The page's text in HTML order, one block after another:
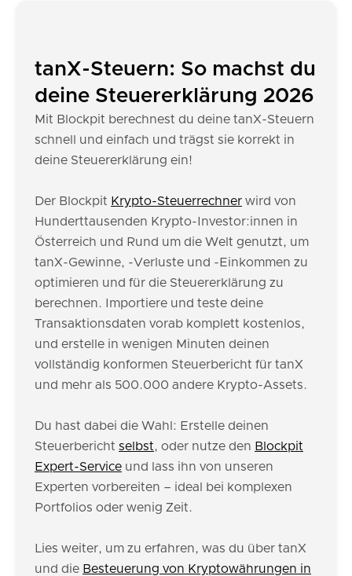
tanX-Steuern: So machst du
deine Steuererklärung 2026
Mit Blockpit berechnest du deine tanX-Steuern
schnell und einfach und trägst sie korrekt in
deine Steuererklärung ein!
Der Blockpit Krypto-Steuerrechner wird von
Hunderttausenden Krypto-Investor:innen in
Österreich und Rund um die Welt genutzt, um
tanX-Gewinne, -Verluste und -Einkommen zu
optimieren und für die Steuererklärung zu
berechnen. Importiere und teste deine
Transaktionsdaten vorab komplett kostenlos,
und erstelle in wenigen Minuten deinen
vollständig konformen Steuerbericht für tanX
und mehr als 500.000 andere Krypto-Assets.
Du hast dabei die Wahl: Erstelle deinen
Steuerbericht selbst, oder nutze den Blockpit
Expert-Service und lass ihn von unseren
Experten vorbereiten – ideal bei komplexen
Portfolios oder wenig Zeit.
Lies weiter, um zu erfahren, was du über tanX
und die Besteuerung von Kryptowährungen in